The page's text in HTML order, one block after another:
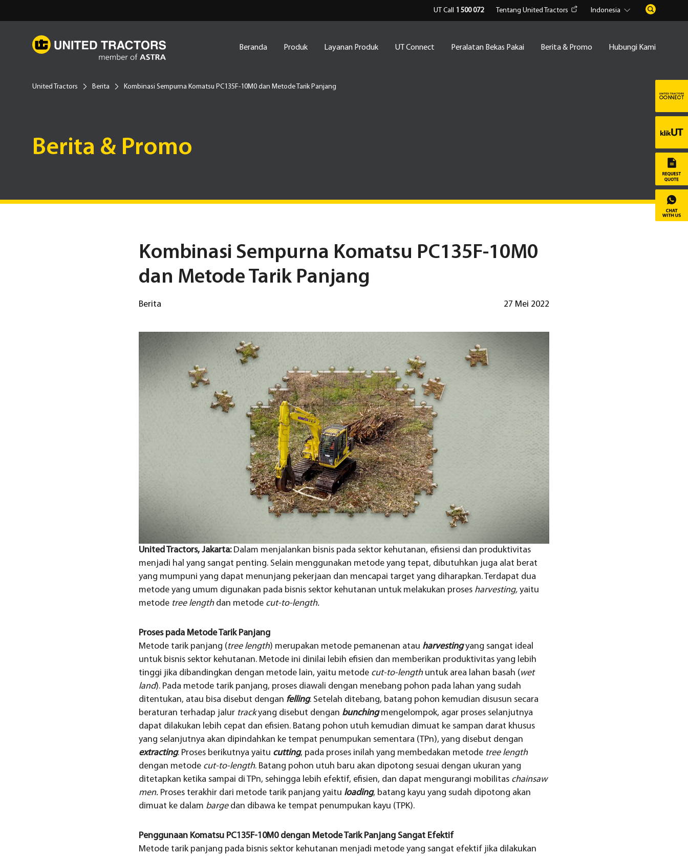
UT Call 1 500 072 Tentang United Tractors Indonesia
Beranda Produk Layanan Produk UT Connect Peralatan Bekas Pakai Berita & Promo Hubungi Kami
United Tractors Berita Kombinasi Sempurna Komatsu PC135F-10M0 dan Metode Tarik Panjang
Berita & Promo
Kombinasi Sempurna Komatsu PC135F-10M0
dan Metode Tarik Panjang
Berita 27 Mei 2022
United Tractors, Jakarta: Dalam menjalankan bisnis pada sektor kehutanan, efisiensi dan produktivitas
menjadi hal yang sangat penting. Selain menggunakan metode yang tepat, dibutuhkan juga alat berat
yang mumpuni yang dapat menunjang pekerjaan dan mencapai target yang diharapkan. Terdapat dua
metode yang umum digunakan pada bisnis sektor kehutanan untuk melakukan proses harvesting, yaitu
metode tree length dan metode cut-to-length.
Proses pada Metode Tarik Panjang
Metode tarik panjang (tree length) merupakan metode pemanenan atau harvestingyang sangat ideal
untuk bisnis sektor kehutanan. Metode ini dinilai lebih efisien dan memberikan produktivitas yang lebih
tinggi jika dibandingkan dengan metode lain, yaitu metode cut-to-length untuk area lahan basah (wet
land). Pada metode tarik panjang, proses diawali dengan menebang pohon pada lahan yang sudah
ditentukan, atau bisa disebut dengan felling. Setelah ditebang, batang pohon kemudian disusun secara
beraturan terhadap jalur trackyang disebut dengan bunchingmengelompok, agar proses selanjutnya
dapat dilakukan lebih cepat dan efisien. Batang pohon utuh kemudian dimuat ke sampan darat khusus
yang selanjutnya akan dipindahkan ke tempat penumpukan sementara (TPn), yang disebut dengan
extracting. Proses berikutnya yaitu cutting, pada proses inilah yang membedakan metode tree length
dengan metode cut-to-length. Batang pohon utuh baru akan dipotong sesuai dengan ukuran yang
ditetapkan ketika sampai di TPn, sehingga lebih efektif, efisien, dan dapat mengurangi mobilitas chainsaw
men. Proses terakhir dari metode tarik panjang yaitu loading, batang kayu yang sudah dipotong akan
dimuat ke dalam barge dan dibawa ke tempat penumpukan kayu (TPK).
Penggunaan Komatsu PC135F-10M0 dengan Metode Tarik Panjang Sangat Efektif
Metode tarik panjang pada bisnis sektor kehutanan menjadi metode yang sangat efektif jika dilakukan